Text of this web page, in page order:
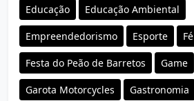
Educação Educação Ambiental
Empreendedorismo Esporte Fé
Festa do Peão de Barretos Game
Garota Motorcycles Gastronomia